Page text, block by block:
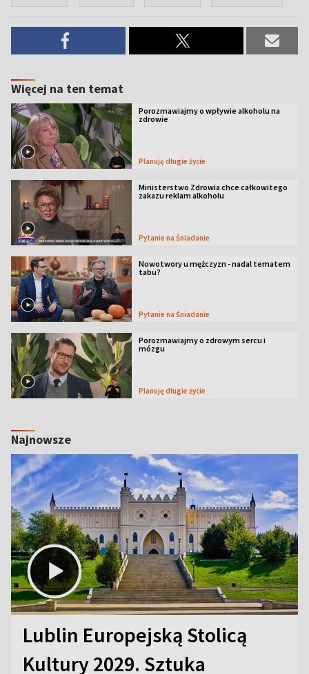
Więcej na ten temat
Porozmawiajmy o wpływie alkoholu na
zdrowie
Planuję długie życie
Ministerstwo Zdrowia chce całkowitego
zakazu reklam alkoholu
Pytanie na Śniadanie
Nowotwory u mężczyzn - nadal tematem
tabu?
Pytanie na Śniadanie
Porozmawiajmy o zdrowym sercu i
mózgu
Planuję długie życie
Najnowsze
Lublin Europejską Stolicą
Kultury 2029. Sztuka